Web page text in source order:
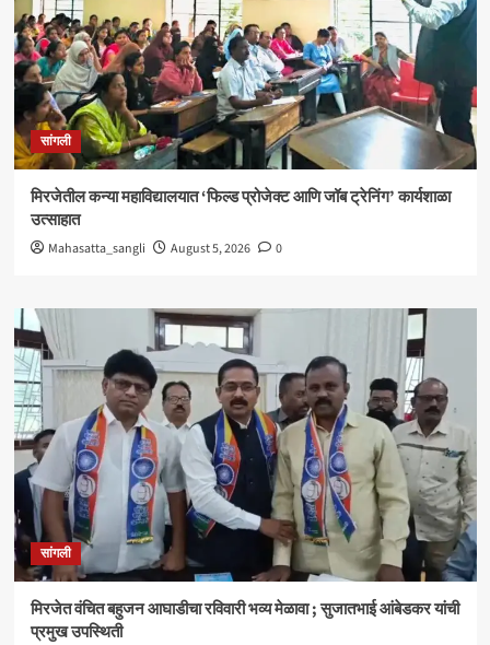
सांगली
मिरजेतील कन्या महाविद्यालयात ‘फिल्ड प्रोजेक्ट आणि जॉब ट्रेनिंग’ कार्यशाळा
उत्साहात
Mahasatta_sangli August 5, 2026 0
सांगली
मिरजेत वंचित बहुजन आघाडीचा रविवारी भव्य मेळावा ; सुजातभाई आंबेडकर यांची
प्रमुख उपस्थिती